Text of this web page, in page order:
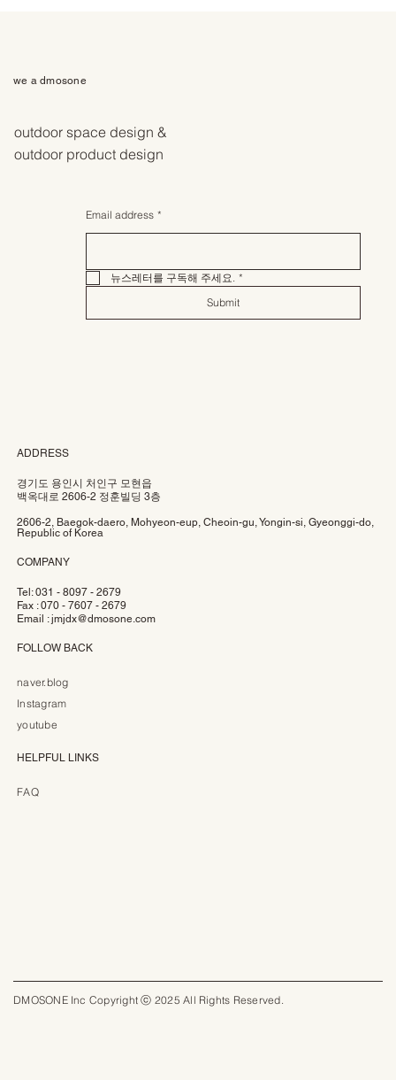
we a dmosone
outdoor space design &
outdoor product design
Email address *
뉴스레터를 구독해 주세요. *
Submit
ADDRESS
경기도 용인시 처인구 모현읍
백옥대로 2606-2 정훈빌딩 3층
2606-2, Baegok-daero, Mohyeon-eup, Cheoin-gu, Yongin-si, Gyeonggi-do,
Republic of Korea
COMPANY
Tel: 031 - 8097 - 2679
Fax : 070 - 7607 - 2679
Email :jmjdx@dmosone.com
FOLLOW BACK
naver.blog
Instagram
youtube
HELPFUL LINKS
FAQ
DMOSONE Inc Copyright ⓒ 2025 All Rights Reserved.​